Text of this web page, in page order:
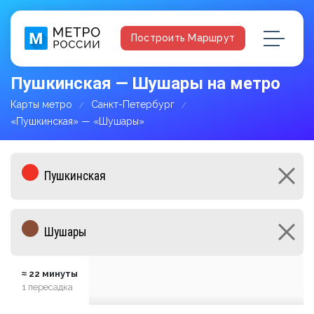
Построить Маршрут
Пушкинская — Шушары на метро
Карты метро
Санкт-Петербург
«Пушкинская» — «Шушары»
≈ 22 минуты
1 пересадка